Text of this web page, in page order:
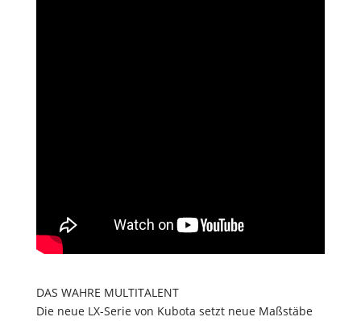
DAS WAHRE MULTITALENT
Die neue LX-Serie von Kubota setzt neue Maßstäbe